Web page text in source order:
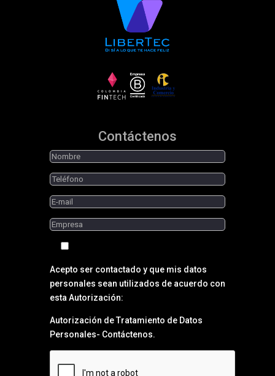
Contáctenos
Acepto ser contactado y que mis datos
personales sean utilizados de acuerdo con
esta Autorización:
Autorización de Tratamiento de Datos
Personales- Contáctenos.